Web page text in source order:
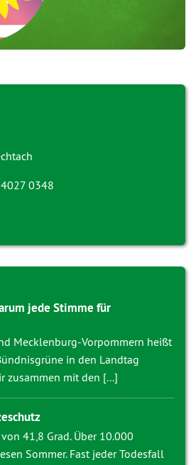
0348
jede Stimme für
Mecklenburg-Vorpommern heißt
in den Landtag
zusammen mit den [...]
41,8 Grad. Über 10.000
Sommer. Fast jeder Todesfall